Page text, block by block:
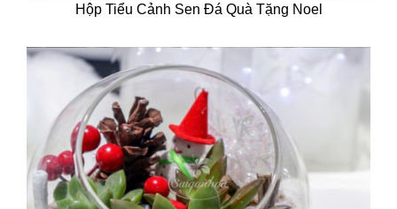
Hộp Tiểu Cảnh Sen Đá Quà Tặng Noel